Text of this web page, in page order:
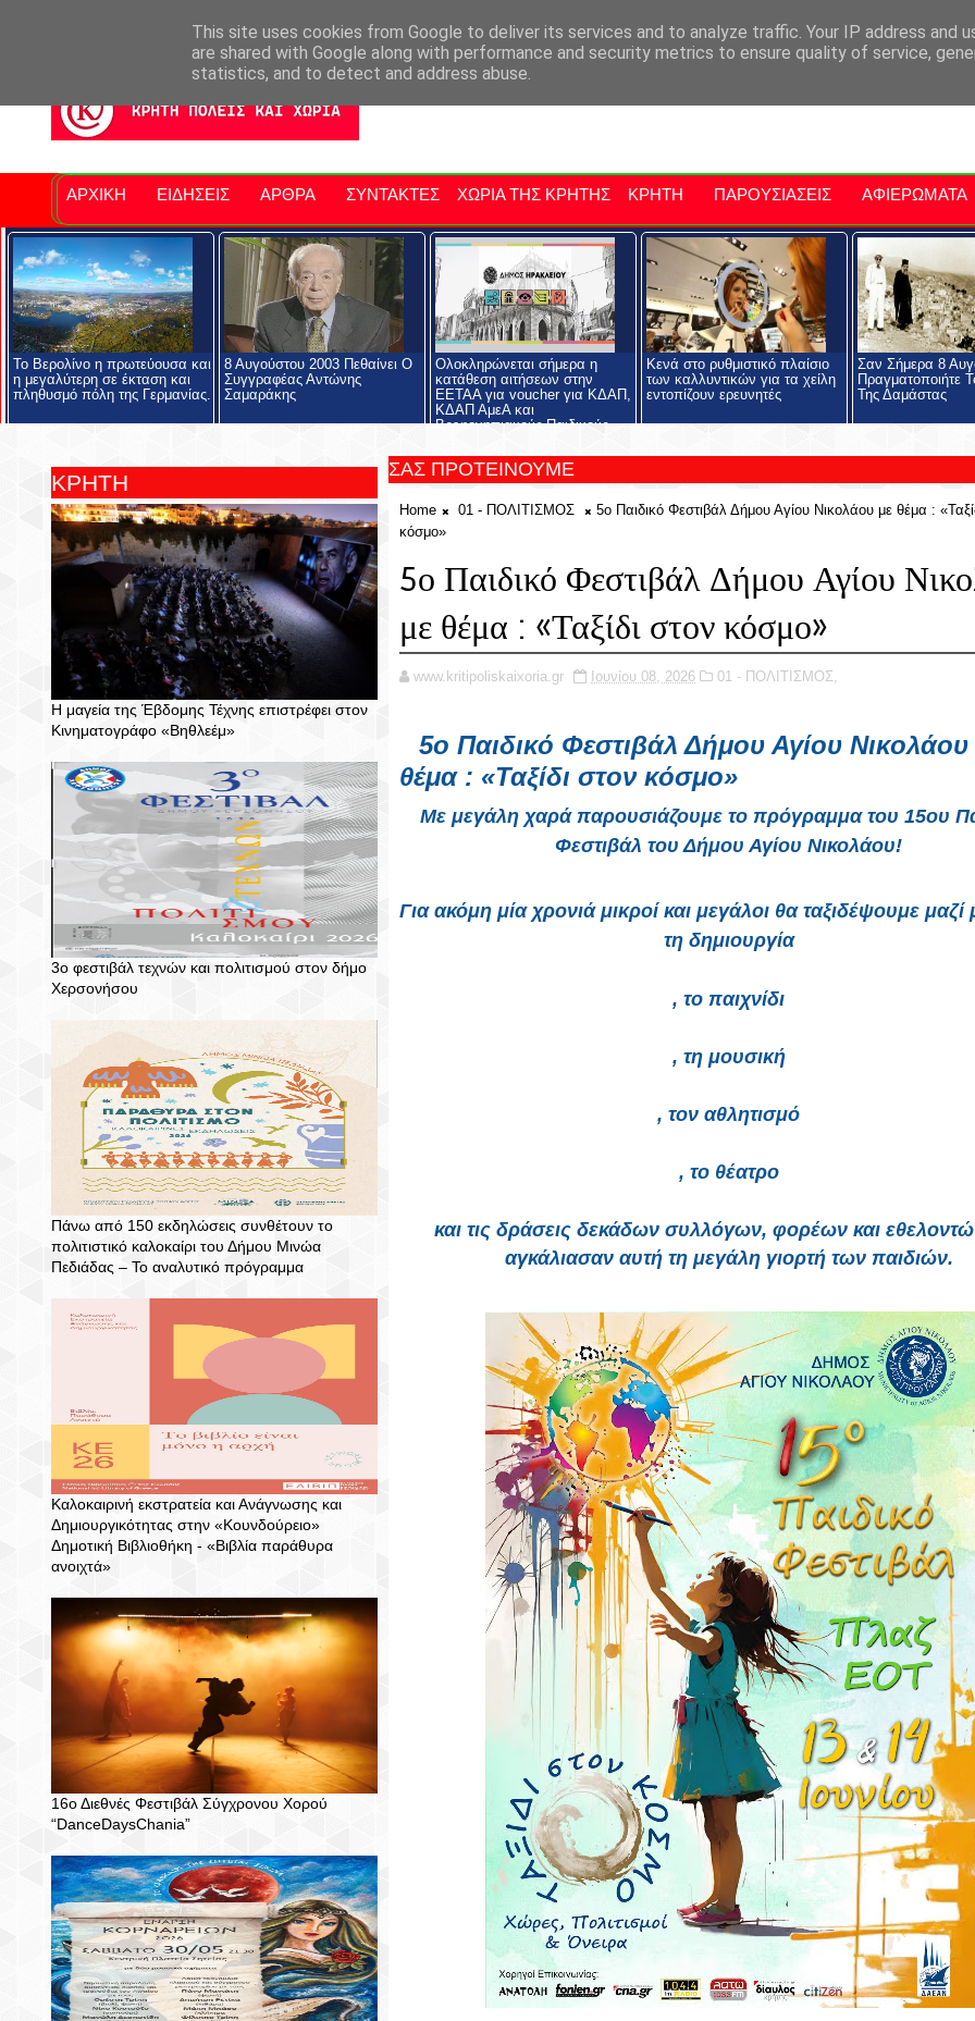
Νομός Λασιθίου Αγαπάμε Ρέθυμνο Επαρχία Μαλεβιζίου Εκδηλώσεις Στην Κρήτη Kriti Traveller
ΑΡΧΙΚΗ ΕΙΔΗΣΕΙΣ ΑΡΘΡΑ ΣΥΝΤΑΚΤΕΣ ΧΩΡΙΑ ΤΗΣ ΚΡΗΤΗΣ ΚΡΗΤΗ ΠΑΡΟΥΣΙΑΣΕΙΣ ΑΦΙΕΡΩΜΑΤΑ
Το Βερολίνο η πρωτεύουσα και
η μεγαλύτερη σε έκταση και
πληθυσμό πόλη της Γερμανίας.
8 Αυγούστου 2003 Πεθαίνει Ο
Συγγραφέας Αντώνης
Σαμαράκης
Ολοκληρώνεται σήμερα η
κατάθεση αιτήσεων στην
ΕΕΤΑΑ για voucher για ΚΔΑΠ,
ΚΔΑΠ ΑμεΑ και
Βρεφονηπιακούς-Παιδικούς
Κενά στο ρυθμιστικό πλαίσιο
των καλλυντικών για τα χείλη
εντοπίζουν ερευνητές
Σαν Σήμερα 8
Πραγματοποιήτε
Της Δαμάστας
ΚΡΗΤΗ
Η μαγεία της Έβδομης Τέχνης επιστρέφει στον
Κινηματογράφο «Βηθλεέμ»
3ο φεστιβάλ τεχνών και πολιτισμού στον δήμο
Χερσονήσου
Πάνω από 150 εκδηλώσεις συνθέτουν το
πολιτιστικό καλοκαίρι του Δήμου Μινώα
Πεδιάδας – To αναλυτικό πρόγραμμα
Καλοκαιρινή εκστρατεία και Ανάγνωσης και
Δημιουργικότητας στην «Κουνδούρειο»
Δημοτική Βιβλιοθήκη - «Βιβλία παράθυρα
ανοιχτά»
16ο Διεθνές Φεστιβάλ Σύγχρονου Χορού
“DanceDaysChania”
ΣΑΣ ΠΡΟΤΕΙΝΟΥΜΕ
Home 01 - ΠΟΛΙΤΙΣΜΟΣ
5ο Παιδικό Φεστιβάλ Δήμου Αγίου Νικολάου με θέμα :
κόσμο»
5ο Παιδικό Φεστιβάλ Δήμου Αγίου
με θέμα : «Ταξίδι στον κόσμο»
www.kritipoliskaixoria.gr Ιουνίου 08, 2026 01 - ΠΟΛΙΤΙΣΜΟΣ,
5ο Παιδικό Φεστιβάλ Δήμου Αγίου Νικολάου
θέμα : «Ταξίδι στον κόσμο»
Με μεγάλη χαρά παρουσιάζουμε το πρόγραμμα του 15ου
Φεστιβάλ του Δήμου Αγίου Νικολάου!
Για ακόμη μία χρονιά μικροί και μεγάλοι θα ταξιδέψουμε
τη δημιουργία
, το παιχνίδι
, τη μουσική
, τον αθλητισμό
, το θέατρο
αγκάλιασαν αυτή τη μεγάλη γιορτή των παιδιών.
This site uses cookies from Google to deliver its services and to analyze traffic. Your IP address and
are shared with Google along with performance and security metrics to ensure quality of service,
statistics, and to detect and address abuse.